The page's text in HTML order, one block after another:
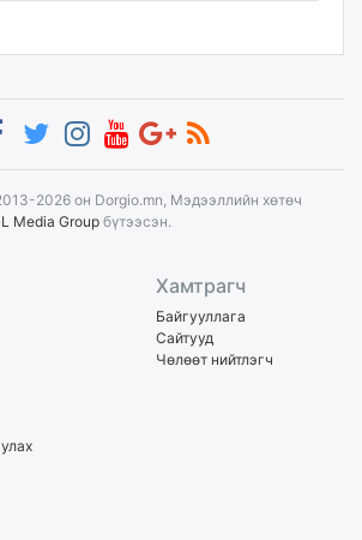
2026 он Dorgio.mn, Мэдээллийн хөтөч
Media Group бүтээсэн.
Хамтрагч
Байгууллага
Сайтууд
Чөлөөт нийтлэгч